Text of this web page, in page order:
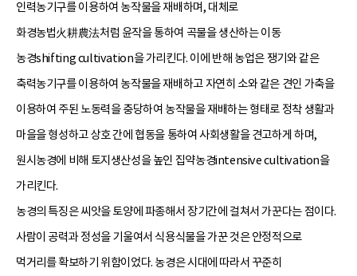
인력농기구를 이용하여 농작물을 재배하며, 대체로
화경농법火耕農法처럼 윤작을 통하여 곡물을 생산하는 이동
농경shifting cultivation을 가리킨다. 이에 반해 농업은 쟁기와 같은
축력농기구를 이용하여 농작물을 재배하고 자연히 소와 같은 견인 가축을
이용하여 주된 노동력을 충당하여 농작물을 재배하는 형태로 정착 생활과
마을을 형성하고 상호 간에 협동을 통하여 사회생활을 견고하게 하며,
원시농경에 비해 토지생산성을 높인 집약농경intensive cultivation을
가리킨다.
농경의 특징은 씨앗을 토양에 파종해서 장기간에 걸쳐서 가꾼다는 점이다.
사람이 공력과 정성을 기울여서 식용식물을 가꾼 것은 안정적으로
먹거리를 확보하기 위함이었다. 농경은 시대에 따라서 꾸준히